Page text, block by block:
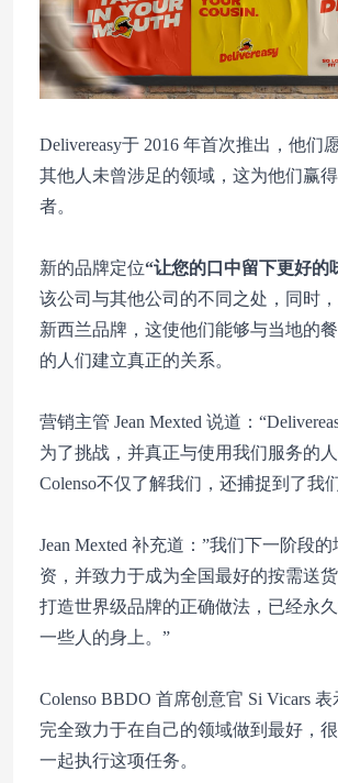
Delivereasy于 2016 年首次推出，他们
其他人未曾涉足的领域，这为他们赢
者。
新的品牌定位“让您的口中留下更好的
该公司与其他公司的不同之处，同时，
新西兰品牌，这使他们能够与当地的
的人们建立真正的关系。
营销主管 Jean Mexted 说道：
为了挑战，并真正与使用我们服务的人
Colenso不仅了解我们，还捕捉到了我
Jean Mexted 补充道：”我们下一阶段
资，并致力于成为全国最好的按需送
打造世界级品牌的正确做法，已经永
一些人的身上。”
Colenso BBDO 首席创意官 Si Vicars 表
完全致力于在自己的领域做到最好，
一起执行这项任务。